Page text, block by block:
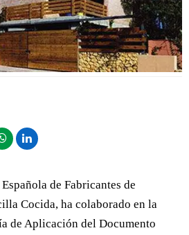
de Fabricantes de
Cocida, ha colaborado en la
de Aplicación del Documento